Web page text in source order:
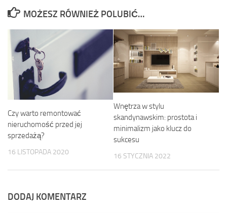
MOŻESZ RÓWNIEŻ POLUBIĆ…
Czy warto remontować
nieruchomość przed jej
sprzedażą?
16 LISTOPADA 2020
Wnętrza w stylu
skandynawskim: prostota i
minimalizm jako klucz do
sukcesu
16 STYCZNIA 2022
DODAJ KOMENTARZ